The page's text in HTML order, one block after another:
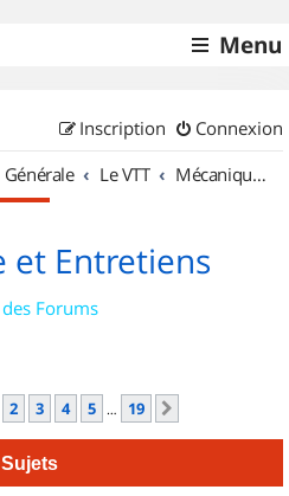
Menu
Connexion
Inscription
Générale Le VTT Mécanique et Entretiens
et Entretiens
Forums
1sur
2 3 4 5 … 19
Sujets